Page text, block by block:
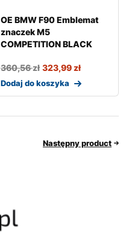
OE BMW F90 Emblemat
znaczek M5
COMPETITION BLACK
360,56zł 323,99zł
Dodaj do koszyka
Następny product